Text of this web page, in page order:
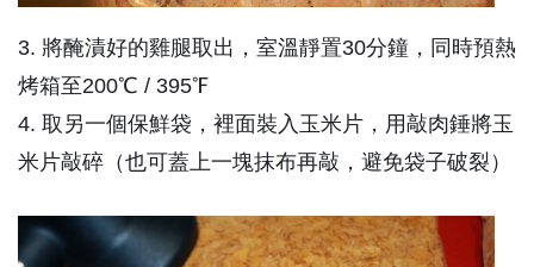
3. 將醃漬好的雞腿取出，室溫靜置30分鐘，同時預熱
烤箱至200℃ / 395℉
4. 取另一個保鮮袋，裡面裝入玉米片，用敲肉錘將玉
米片敲碎（也可蓋上一塊抹布再敲，避免袋子破裂）